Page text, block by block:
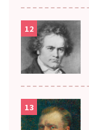
12
13